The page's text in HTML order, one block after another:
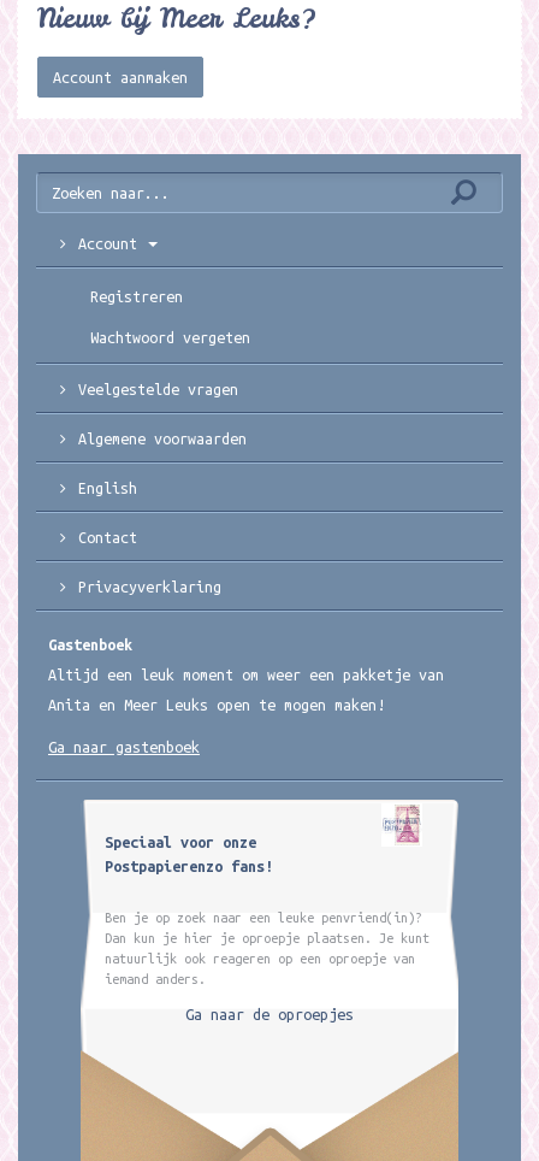
Nieuw bij Meer Leuks?
Account aanmaken
Account
Registreren
Wachtwoord vergeten
Veelgestelde vragen
Algemene voorwaarden
English
Contact
Privacyverklaring
Gastenboek
Altijd een leuk moment om weer een pakketje van
Anita en Meer Leuks open te mogen maken!
Ga naar gastenboek
Speciaal voor onze
Postpapierenzo fans!
Ben je op zoek naar een leuke penvriend(in)?
Dan kun je hier je oproepje plaatsen. Je kunt
natuurlijk ook reageren op een oproepje van
iemand anders.
Ga naar de oproepjes